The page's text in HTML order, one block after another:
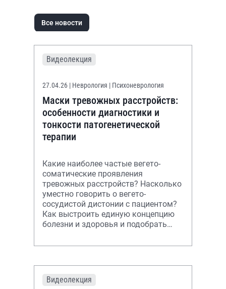
Все новости
Видеолекция
27.04.26 | Неврология | Психоневрология
Маски тревожных расстройств:
особенности диагностики и
тонкости патогенетической
терапии
Какие наиболее частые вегето-
соматические проявления
тревожных расстройств? Насколько
уместно говорить о вегето-
сосудистой дистонии с пациентом?
Как выстроить единую концепцию
болезни и здоровья и подобрать
лекции.
Видеолекция